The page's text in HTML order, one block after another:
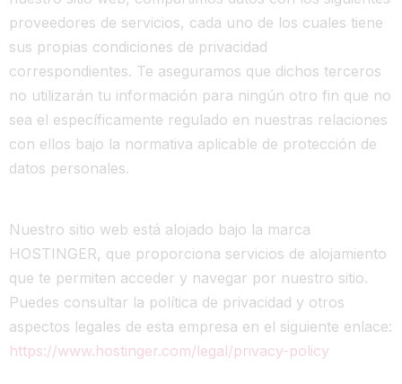
proveedores de servicios, cada uno de los cuales tiene
sus propias condiciones de privacidad
correspondientes. Te aseguramos que dichos terceros
no utilizarán tu información para ningún otro fin que no
sea el específicamente regulado en nuestras relaciones
con ellos bajo la normativa aplicable de protección de
datos personales.
Nuestro sitio web está alojado bajo la marca
HOSTINGER, que proporciona servicios de alojamiento
que te permiten acceder y navegar por nuestro sitio.
Puedes consultar la política de privacidad y otros
aspectos legales de esta empresa en el siguiente enlace:
https://www.hostinger.com/legal/privacy-policy